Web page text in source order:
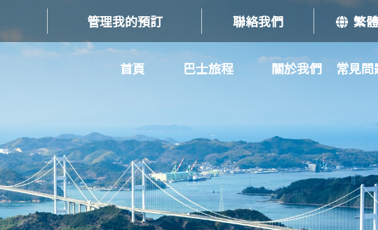
管理我的預訂 聯絡我們 繁
首頁 巴士旅程 關於我們 常見問